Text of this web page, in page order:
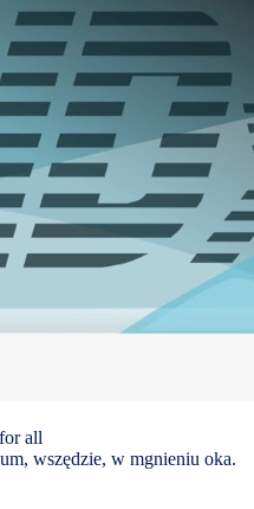
all
wszędzie, w mgnieniu oka.